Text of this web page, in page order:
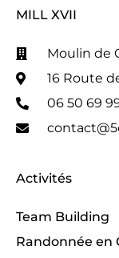
MILL XVII
Moulin de
16 Route
06 50 69
Activités
Team Building
Randonnée en